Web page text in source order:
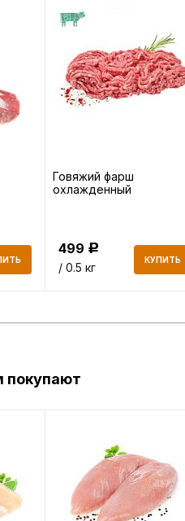
Говяжий фарш
охлажденный
499 Р
/ 0.5 кг
КУПИТЬ
покупают